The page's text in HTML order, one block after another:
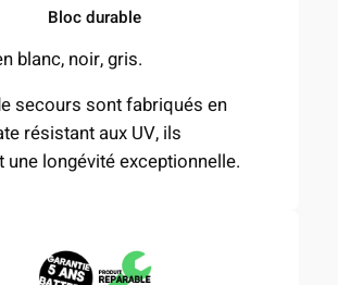
Bloc durable
blanc, noir, gris.
secours sont fabriqués en
résistant aux UV, ils
une longévité exceptionnelle.